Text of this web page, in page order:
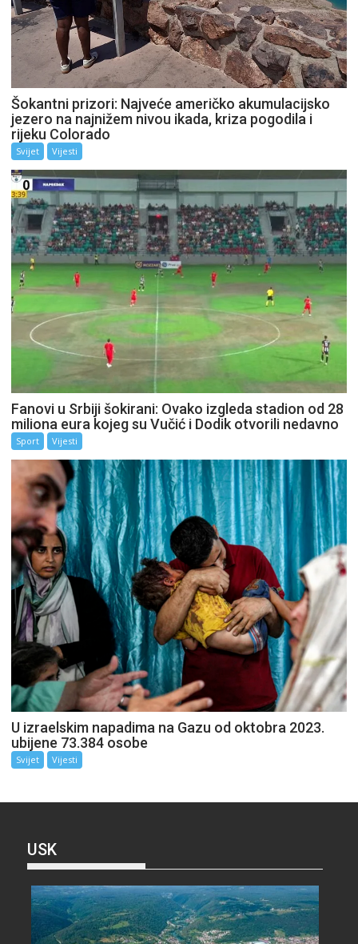
Šokantni prizori: Najveće američko akumulacijsko
jezero na najnižem nivou ikada, kriza pogodila i
rijeku Colorado
Svijet Vijesti
Fanovi u Srbiji šokirani: Ovako izgleda stadion od 28
miliona eura kojeg su Vučić i Dodik otvorili nedavno
Sport Vijesti
U izraelskim napadima na Gazu od oktobra 2023.
ubijene 73.384 osobe
Svijet Vijesti
USK